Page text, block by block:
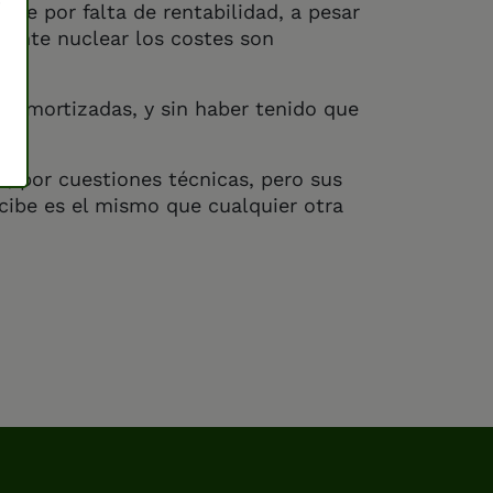
por falta de rentabilidad, a pesar
nuclear los costes son
amortizadas, y sin haber tenido que
por cuestiones técnicas, pero sus
es el mismo que cualquier otra